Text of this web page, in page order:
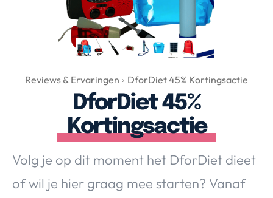
Huis & Tuin
Nieuws & Media
Over Valerie
Over Valerie
De Top 5
Contact
VALERIE'S CHOICE
Reviews & Ervaringen DforDiet 45% Kortingsactie
DforDiet 45%
Kortingsactie
Volg je op dit moment het DforDiet dieet
of wil je hier graag mee starten? Vanaf